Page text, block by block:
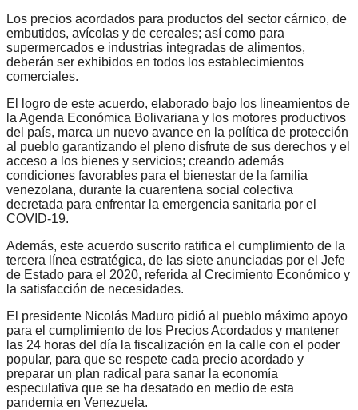
Los precios acordados para productos del sector cárnico, de
embutidos, avícolas y de cereales; así como para
supermercados e industrias integradas de alimentos,
deberán ser exhibidos en todos los establecimientos
comerciales.
El logro de este acuerdo, elaborado bajo los lineamientos de
la Agenda Económica Bolivariana y los motores productivos
del país, marca un nuevo avance en la política de protección
al pueblo garantizando el pleno disfrute de sus derechos y el
acceso a los bienes y servicios; creando además
condiciones favorables para el bienestar de la familia
venezolana, durante la cuarentena social colectiva
decretada para enfrentar la emergencia sanitaria por el
COVID-19.
Además, este acuerdo suscrito ratifica el cumplimiento de la
tercera línea estratégica, de las siete anunciadas por el Jefe
de Estado para el 2020, referida al Crecimiento Económico y
la satisfacción de necesidades.
El presidente Nicolás Maduro pidió al pueblo máximo apoyo
para el cumplimiento de los Precios Acordados y mantener
las 24 horas del día la fiscalización en la calle con el poder
popular, para que se respete cada precio acordado y
preparar un plan radical para sanar la economía
especulativa que se ha desatado en medio de esta
pandemia en Venezuela.